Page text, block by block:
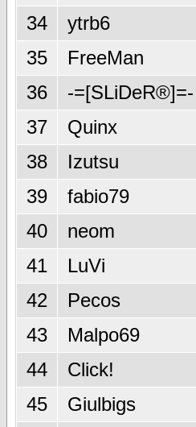
34
ytrb6
35
FreeMan
36
-=[SLiDeR®]=-
37
Quinx
38
Izutsu
39
fabio79
40
neom
41
LuVi
42
Pecos
43
Malpo69
44
Click!
45
Giulbigs